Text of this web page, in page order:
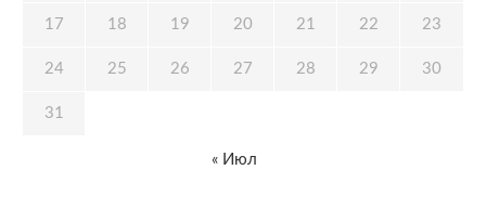
17 18 19 20 21 22 23
24 25 26 27 28 29 30
31
« Июл